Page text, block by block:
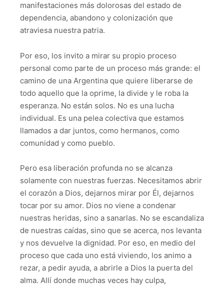
manifestaciones más dolorosas del estado de
dependencia, abandono y colonización que
atraviesa nuestra patria.
Por eso, los invito a mirar su propio proceso
personal como parte de un proceso más grande: el
camino de una Argentina que quiere liberarse de
todo aquello que la oprime, la divide y le roba la
esperanza. No están solos. No es una lucha
individual. Es una pelea colectiva que estamos
llamados a dar juntos, como hermanos, como
comunidad y como pueblo.
Pero esa liberación profunda no se alcanza
solamente con nuestras fuerzas. Necesitamos abrir
el corazón a Dios, dejarnos mirar por Él, dejarnos
tocar por su amor. Dios no viene a condenar
nuestras heridas, sino a sanarlas. No se escandaliza
de nuestras caídas, sino que se acerca, nos levanta
y nos devuelve la dignidad. Por eso, en medio del
proceso que cada uno está viviendo, los animo a
rezar, a pedir ayuda, a abrirle a Dios la puerta del
alma. Allí donde muchas veces hay culpa,